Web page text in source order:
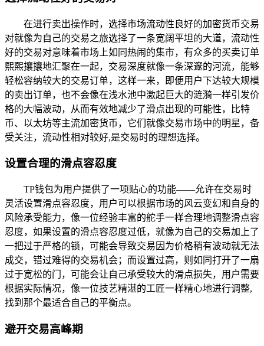
在进行卖出操作时，选择市场流动性良好的加密货币交易
对就像为自己的交易之旅选择了一条宽阔平坦的大道，流动性
好的交易对意味着市场上如同热闹的集市，有众多的买卖订单
熙熙攘攘地汇聚在一起，交易深度就像一条深邃的河流，能够
轻松容纳较大的交易订单，这样一来，即便用户下达较大规模
的卖出订单，也不会像在浅水池中激起巨大的涟漪一样引发价
格的大幅波动，从而有效地减少了滑点出现的可能性，比特
币、以太坊等主流加密货币，它们就像交易市场中的明星，备
受关注，流动性相对较好,是交易时的理想选择。
设置合理的滑点容忍度
TP钱包为用户提供了一项贴心的功能——允许在交易时
灵活设置滑点容忍度，用户可以根据市场的风云变幻和自身的
风险承受能力，像一位经验丰富的舵手一样合理地调整滑点容
忍度，如果设置的滑点容忍度过低，就像为自己的交易加上了
一把过于严格的锁，可能会导致交易因为价格稍有波动就无法
成交，错过难得的交易机会；而设置过高，则如同打开了一扇
过于宽松的门，可能会让自己承受较大的滑点损失，用户需要
根据实际情况，像一位技艺精湛的工匠一样精心地进行调整,
找到那个最适合自己的平衡点。
避开交易高峰期